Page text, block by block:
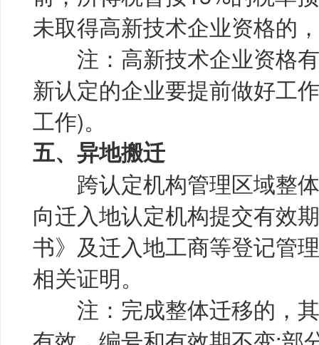
未取得高新技术企业资格的
注：高新技术企业资格有
新认定的企业要提前做好工
工作)。
五、异地搬迁
跨认定机构管理区域整体
向迁入地认定机构提交有效
书》及迁入地工商等登记管
相关证明。
注：完成整体迁移的，其